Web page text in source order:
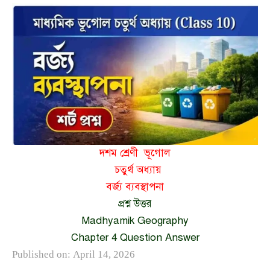
দশম শ্রেণী ভূগোল
চতুর্থ অধ্যায়
বর্জ্য ব্যবস্থাপনা
প্রশ্ন উত্তর
Madhyamik Geography
Chapter 4 Question Answer
Published on: April 14, 2026